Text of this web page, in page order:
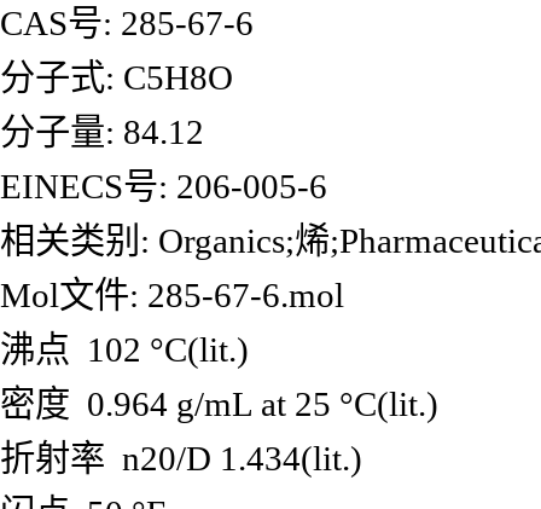
CAS号: 285-67-6
分子式: C5H8O
分子量: 84.12
EINECS号: 206-005-6
相关类别: Organics;烯
Mol文件: 285-67-6.mol
沸点 102 °C(lit.)
密度 0.964 g/mL at 25 °C(lit.)
折射率 n20/D 1.434(lit.)